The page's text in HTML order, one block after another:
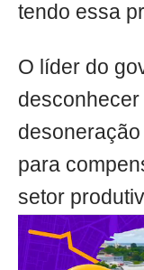
tendo essa
O líder do
para
setor